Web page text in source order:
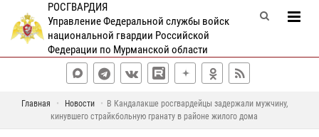
РОСГВАРДИЯ
Управление Федеральной службы войск
национальной гвардии Российской
Федерации по Мурманской области
Главная Новости
В Кандалакше росгвардейцы задержали мужчину,
кинувшего страйкбольную гранату в районе жилого дома